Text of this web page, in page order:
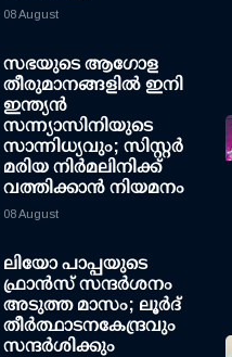
08 August
സഭയുടെ ആഗോള
തീരുമാനങ്ങളിൽ ഇനി
ഇന്ത്യൻ
സന്ന്യാസിനിയുടെ
സാന്നിധ്യവും; സിസ്റ്റർ
മരിയ നിർമലിനിക്ക്
വത്തിക്കാൻ നിയമനം
08 August
ലിയോ പാപ്പയുടെ
ഫ്രാൻസ് സന്ദർശനം
അടുത്ത മാസം; ലൂർദ്
തീർത്ഥാടനകേന്ദ്രവും
സന്ദർശിക്കും